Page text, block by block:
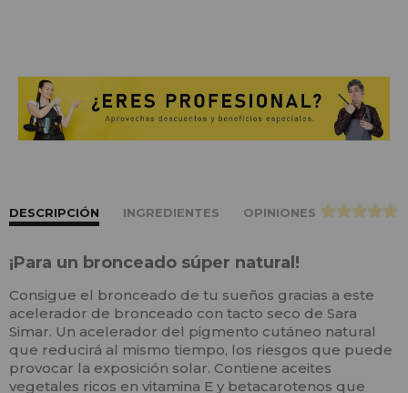
DESCRIPCIÓN INGREDIENTES OPINIONES >
¡Para un bronceado súper natural!
Consigue el bronceado de tu sueños gracias a este
acelerador de bronceado con tacto seco de Sara
Simar. Un acelerador del pigmento cutáneo natural
que reducirá al mismo tiempo, los riesgos que puede
provocar la exposición solar. Contiene aceites
vegetales ricos en vitamina E y betacarotenos que